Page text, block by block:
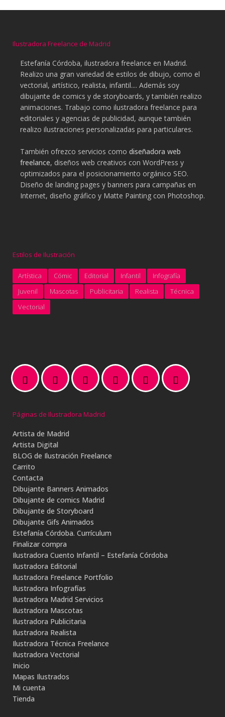
Ilustradora Freelance de Madrid
Estefanía Córdoba, ilustradora freelance en Madrid.
Realizo una gran variedad de estilos de dibujo, como el
vectorial, artístico, realista, infantil.... Además soy
dibujante de comics y de storyboards, y también realizo
animaciones. Trabajo como ilustradora freelance para
editoriales y agencias de publicidad, aunque también
realizo ilustraciones personalizadas para particulares.
También ofrezco servicios como diseñadora web
freelance, diseños web creativos con WordPress y
optimizados para el posicionamiento orgánico SEO.
Diseño de landing pages y banners para campañas en
Internet, diseño gráfico y Matte Painting con Photoshop.
Estilos de Ilustración
Artística Cómic Editorial Infantil
Infografía
Juvenil
Mascotas Publicitaria Realista
Técnica
Vectorial
Páginas de Ilustradora Madrid
Artista de Madrid
Artista Digital
BLOG de Ilustración Freelance
Carrito
Contacta
Dibujante Banners Animados
Dibujante de comics Madrid
Dibujante de Storyboard
Dibujante Gifs Animados
Estefanía Córdoba. Currículum
Finalizar compra
Ilustradora Cuento Infantil – Estefanía Córdoba
Ilustradora Editorial
Ilustradora Freelance Portfolio
Ilustradora Infografías
Ilustradora Madrid Servicios
Ilustradora Mascotas
Ilustradora Publicitaria
Ilustradora Realista
Ilustradora Técnica Freelance
Ilustradora Vectorial
Inicio
Mapas Ilustrados
Mi cuenta
Tienda